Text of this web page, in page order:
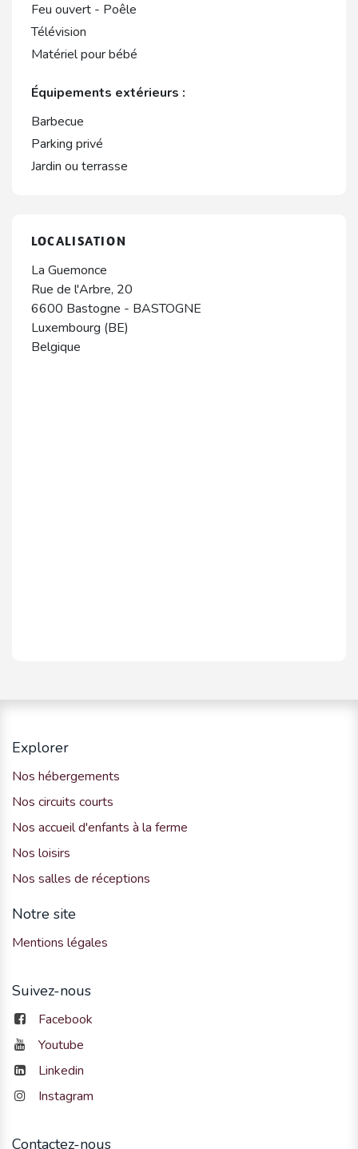
Feu ouvert - Poêle
Télévision
Matériel pour bébé
Équipements extérieurs :
Barbecue
Parking privé
Jardin ou terrasse
LOCALISATION
La Guemonce
Rue de l'Arbre, 20
6600 Bastogne - BASTOGNE
Luxembourg (BE)
Belgique
Explorer
Nos hébergements
Nos circuits courts
Nos accueil d'enfants à la ferme
Nos loisirs
Nos salles de réceptions
Notre site
Mentions légales
Suivez-nous
Facebook
Youtube
Linkedin
Instagram
Contactez-nous